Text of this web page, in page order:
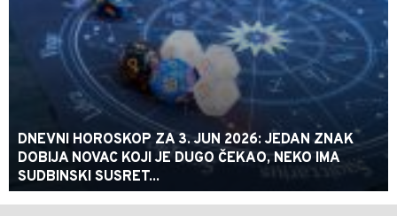
DNEVNI HOROSKOP ZA 3. JUN 2026: JEDAN ZNAK
DOBIJA NOVAC KOJI JE DUGO ČEKAO, NEKO IMA
SUDBINSKI SUSRET...